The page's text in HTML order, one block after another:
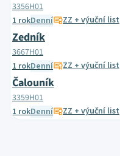
3356H01
1 rokDenní ZZ + výuční list
Zedník
3667H01
1 rokDenní ZZ + výuční list
Čalouník
3359H01
1 rokDenní ZZ + výuční list